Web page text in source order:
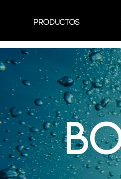
PRODUCTOS